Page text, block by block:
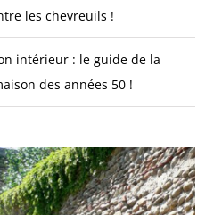
les chevreuils !
intérieur : le guide de la
des années 50 !